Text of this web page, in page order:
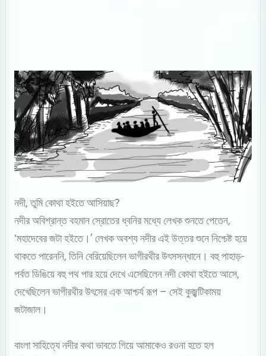
নদী, তুমি কোথা হইতে আসিয়াছ?
নদীর অবিশ্রান্ত বহমান স্রোতের ধ্বনির মধ্যে লেখক শুনতে পেতেন,
‘মহাদেবের জটা হইতে।’ লেখক অবশ্য নদীর এই উত্তর শুনে নিশ্চেষ্ট হয়ে
থাকতে পারেননি, তিনি বেরিয়েছিলেন ভাগীরথীর উৎসসন্ধানে। বহু পাহাড়-
পর্বত ডিঙিয়ে বহু পথ পার হয়ে দেখে এসেছিলেন নদী কোথা হইতে আসে,
দেখেছিলেন ভাগীরথীর উৎসের এক আশ্চর্য রূপ – সেই কুজ্ঝটিকাময়
জটাজাল।
বাংলা সাহিত্যে নদীর কথা ভাবতে গিয়ে আমাকেও রওনা হতে হল